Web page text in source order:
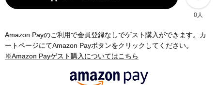
0人
Amazon Payのご利用で会員登録なしでゲスト購入ができます。カ
ートページにてAmazon Payボタンをクリックしてください。
※Amazon Payゲスト購入についてはこちら